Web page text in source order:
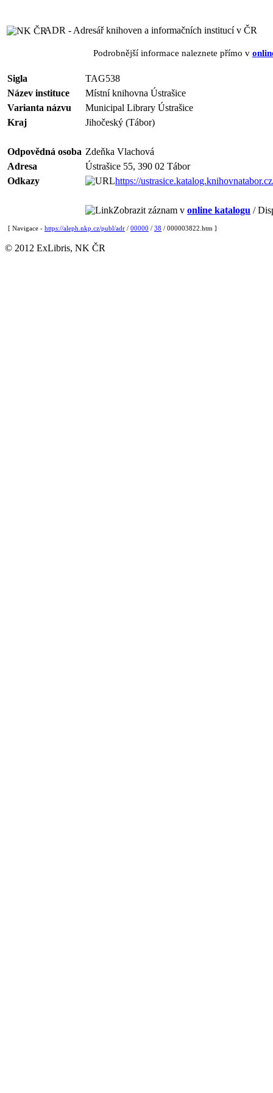
ADR - Adresář knihoven a informačních institucí v ČR
Podrobnější informace naleznete přímo v
Sigla
TAG538
Název instituce
Místní knihovna Ústrašice
Varianta názvu
Municipal Library Ústrašice
Kraj
Jihočeský (Tábor)
Odpovědná osoba Zdeňka Vlachová
Adresa
Ústrašice 55, 390 02 Tábor
Odkazy
https://
Zobrazit záznam v online katalogu /
[ Navigace - https://aleph.nkp.cz/publ/adr / 00000 / 38 / 000003822.htm ]
© 2012 ExLibris, NK ČR